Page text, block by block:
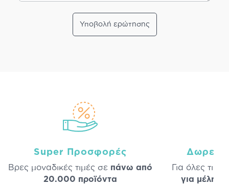
Υποβολή ερώτησης
Super Προσφορές
Βρες μοναδικές τιμές σε πάνω από
20.000 προϊόντα
Δωρεάν
Για όλες τις
για μέλη